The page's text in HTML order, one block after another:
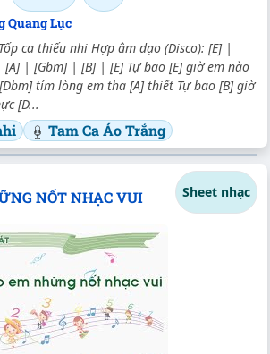
Quang Lục
ca thiếu nhi Hợp âm dạo (Disco): [E] |
| [Gbm] | [B] | [E] Tự bao [E] giờ em nào
tím lòng em tha [A] thiết Tự bao [B] giờ
[D...
Tam Ca Áo Trắng
NỐT NHẠC VUI Sheet nhạc